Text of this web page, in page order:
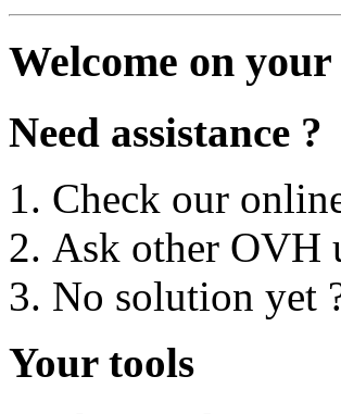
Welcome on
Need assistance ?
Check our
Ask other OVH
No solution yet
Your tools